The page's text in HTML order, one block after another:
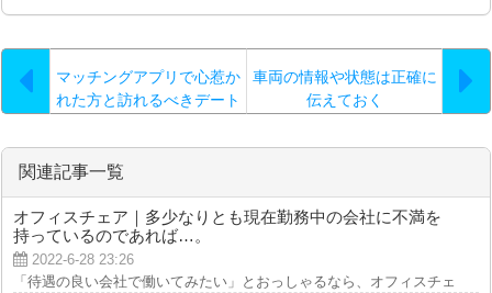
マッチングアプリで心惹か
れた方と訪れるべきデート
車両の情報や状態は正確に
伝えておく
関連記事一覧
オフィスチェア｜多少なりとも現在勤務中の会社に不満を
持っているのであれば…。
2022-6-28 23:26
「待遇の良い会社で働いてみたい」とおっしゃるなら、オフィスチェアサ